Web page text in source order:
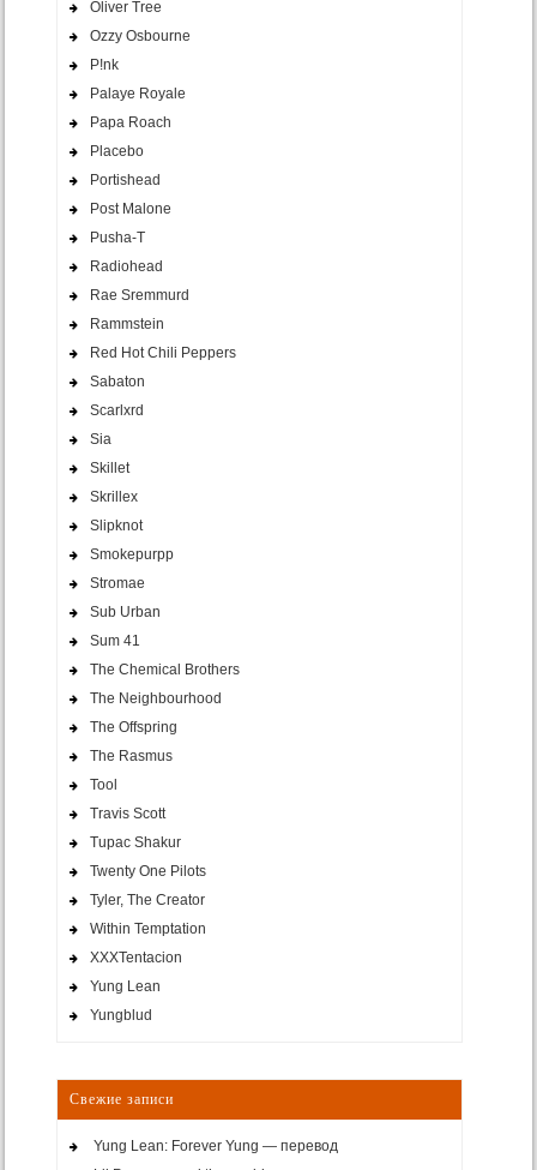
Oliver Tree
Ozzy Osbourne
P!nk
Palaye Royale
Papa Roach
Placebo
Portishead
Post Malone
Pusha-T
Radiohead
Rae Sremmurd
Rammstein
Red Hot Chili Peppers
Sabaton
Scarlxrd
Sia
Skillet
Skrillex
Slipknot
Smokepurpp
Stromae
Sub Urban
Sum 41
The Chemical Brothers
The Neighbourhood
The Offspring
The Rasmus
Tool
Travis Scott
Tupac Shakur
Twenty One Pilots
Tyler, The Creator
Within Temptation
XXXTentacion
Yung Lean
Yungblud
Свежие записи
Yung Lean: Forever Yung — перевод